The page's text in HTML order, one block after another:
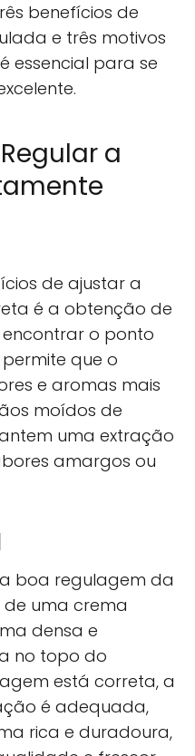
benefícios de
e três motivos
essencial para se
a
de ajustar a
é a obtenção de
o ponto
que o
e aromas mais
moídos de
uma extração
amargos ou
boa regulagem da
uma crema
densa e
no topo do
está correta, a
é adequada,
rica e duradoura,